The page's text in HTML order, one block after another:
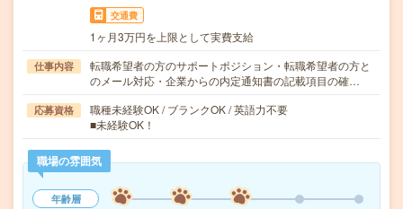
交通費
1ヶ月3万円を上限として実費支給
仕事内容
転職希望者の方のサポートポジション・転職希望者の方と
のメール対応・企業からの内定通知書の記載項目の確…
応募資格
職種未経験OK / ブランクOK / 英語力不要
■未経験OK！
職場の雰囲気
年齢層